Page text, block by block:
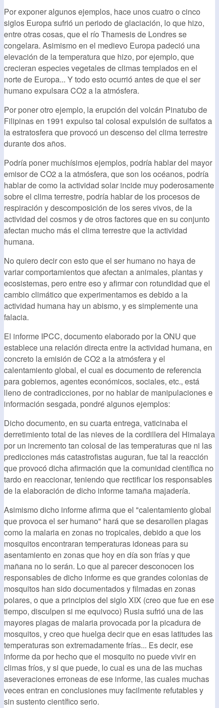
Por exponer algunos ejemplos, hace unos cuatro o cinco
siglos Europa sufrió un periodo de glaciación, lo que hizo,
entre otras cosas, que el río Thamesis de Londres se
congelara. Asimismo en el medievo Europa padeció una
elevación de la temperatura que hizo, por ejemplo, que
crecieran especies vegetales de climas templados en el
norte de Europa... Y todo esto ocurrió antes de que el ser
humano expulsara CO2 a la atmósfera.
Por poner otro ejemplo, la erupción del volcán Pinatubo de
Filipinas en 1991 expulso tal colosal expulsión de sulfatos a
la estratosfera que provocó un descenso del clima terrestre
durante dos años.
Podría poner muchísimos ejemplos, podría hablar del mayor
emisor de CO2 a la atmósfera, que son los océanos, podría
hablar de como la actividad solar incide muy poderosamente
sobre el clima terrestre, podría hablar de los procesos de
respiración y descomposición de los seres vivos, de la
actividad del cosmos y de otros factores que en su conjunto
afectan mucho más el clima terrestre que la actividad
humana.
No quiero decir con esto que el ser humano no haya de
variar comportamientos que afectan a animales, plantas y
ecosistemas, pero entre eso y afirmar con rotundidad que el
cambio climático que experimentamos es debido a la
actividad humana hay un abismo, y es simplemente una
falacia.
El informe IPCC, documento elaborado por la ONU que
establece una relación directa entre la actividad humana, en
concreto la emisión de CO2 a la atmósfera y el
calentamiento global, el cual es documento de referencia
para gobiernos, agentes económicos, sociales, etc., está
lleno de contradicciones, por no hablar de manipulaciones e
información sesgada, pondré algunos ejemplos:
Dicho documento, en su cuarta entrega, vaticinaba el
derretimiento total de las nieves de la cordillera del Himalaya
por un incremento tan colosal de las temperaturas que ni las
predicciones más catastrofistas auguran, fue tal la reacción
que provocó dicha afirmación que la comunidad científica no
tardo en reaccionar, teniendo que rectificar los responsables
de la elaboración de dicho informe tamaña majadería.
Asimismo dicho informe afirma que el "calentamiento global
que provoca el ser humano" hará que se desarollen plagas
como la malaria en zonas no tropicales, debido a que los
mosquitos encontraran temperaturas idoneas para su
asentamiento en zonas que hoy en día son frías y que
mañana no lo serán. Lo que al parecer desconocen los
responsables de dicho informe es que grandes colonias de
mosquitos han sido documentados y filmadas en zonas
polares, o que a principios del siglo XIX (creo que fue en ese
tiempo, disculpen si me equivoco) Rusia sufrió una de las
mayores plagas de malaria provocada por la picadura de
mosquitos, y creo que huelga decir que en esas latitudes las
temperaturas son extremadamente frías... Es decir, ese
informe da por hecho que el mosquito no puede vivir en
climas fríos, y si que puede, lo cual es una de las muchas
aseveraciones erroneas de ese informe, las cuales muchas
veces entran en conclusiones muy facilmente refutables y
sin sustento científico serio.